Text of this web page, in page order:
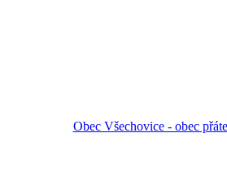
Obec Všechovice - obec